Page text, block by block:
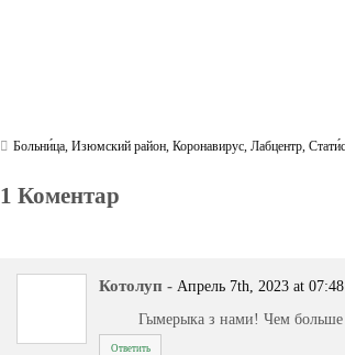
Больни́ца,Изюмский район,Коронавирус,Лабцентр,
1 Коментар
Котолуп - Апрель 7th, 2023 at 07:48
Гымерыка з нами! Чем
Ответить